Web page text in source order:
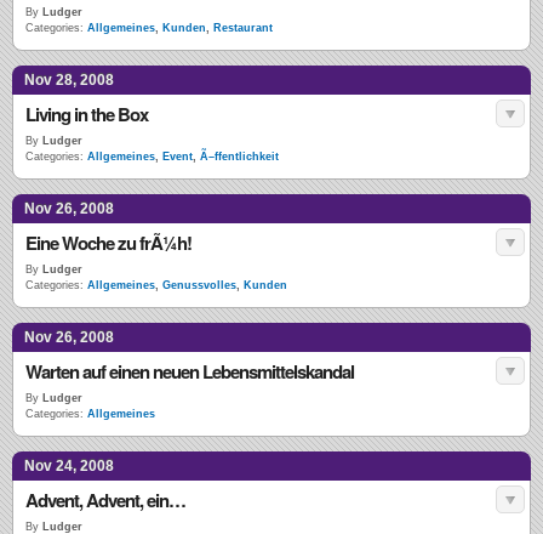
By Ludger
Categories: Allgemeines, Kunden, Restaurant
Nov 28, 2008
Living in the Box
By Ludger
Categories: Allgemeines, Event, Ã–ffentlichkeit
Nov 26, 2008
Eine Woche zu frÃ¼h!
By Ludger
Categories: Allgemeines, Genussvolles, Kunden
Nov 26, 2008
Warten auf einen neuen Lebensmittelskandal
By Ludger
Categories: Allgemeines
Nov 24, 2008
Advent, Advent, ein…
By Ludger